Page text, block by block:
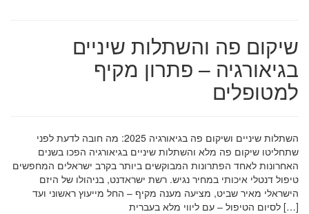
שיקום פה והשתלות שיניים
בגיאורגיה – פתרון מקיף
למטופלים
השתלות שיניים ושיקום פה בגיאורגיה 2025: מה חובה לדעת לפני
שתחליטו שיקום פה מלא והשתלות שיניים בגיאורגיה הפכו בשנים
האחרונות לאחד הפתרונות המבוקשים ביותר בקרב ישראלים המחפשים
טיפול דנטלי איכותי במחיר נגיש. רשת ישראדנט, בניהולו של היזם
הישראלי מאיר שביט, מציעה מענה מקיף – החל מייעוץ ראשוני ועד
לסיום הטיפול – עם ליווי מלא בעברית […]